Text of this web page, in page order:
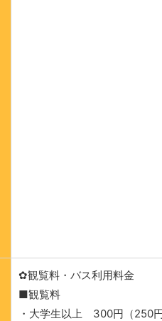
✿観覧料・バス利用料金
■観覧料
・大学生以上 300円（250円